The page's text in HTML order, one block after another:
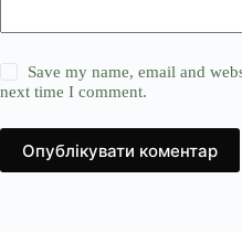
Save my name, email and
next time I comment.
Опублікувати коментар